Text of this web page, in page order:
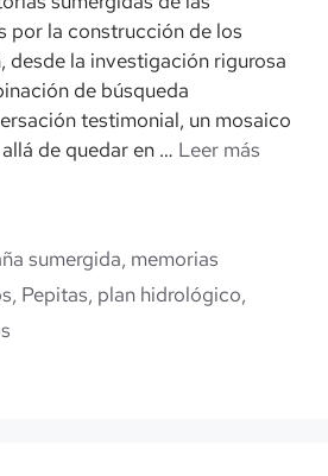
por la construcción de los
desde la investigación rigurosa
de búsqueda
testimonial, un mosaico
de quedar en … Leer más
sumergida, memorias
, Pepitas, plan hidrológico,